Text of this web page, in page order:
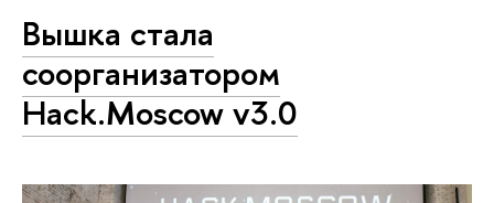
Вышка стала
соорганизатором
Hack.Moscow v3.0